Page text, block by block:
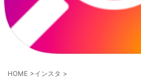
HOME >インスタ >